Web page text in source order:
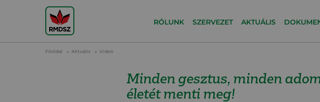
RÓLUNK SZERVEZET AKTUÁLIS
Főoldal Aktuális Videó
Minden gesztus, minden
életét menti meg!